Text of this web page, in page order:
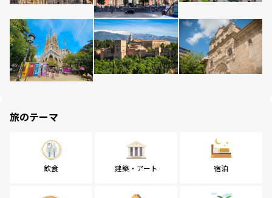
旅のテーマ
飲食 建築・アート 宿泊